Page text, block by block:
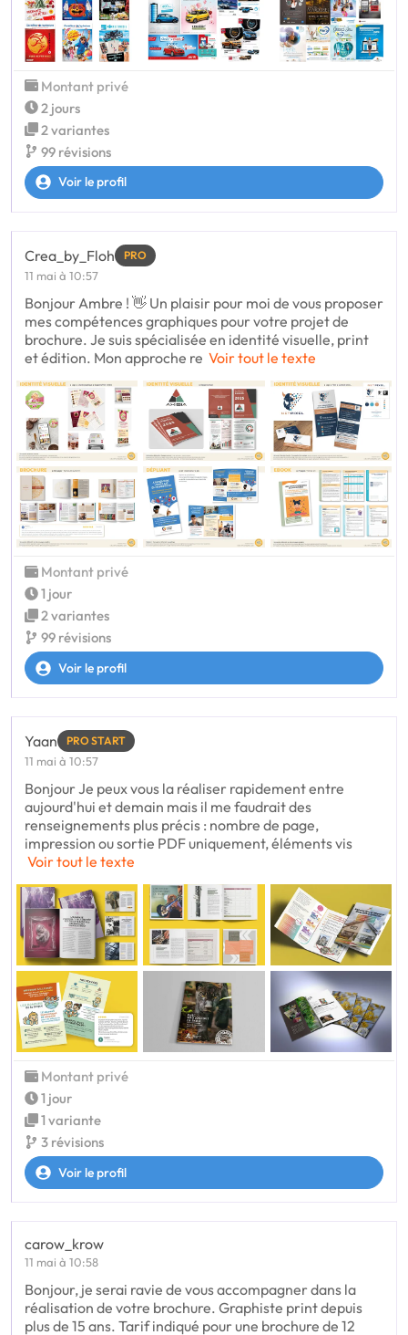
Montant privé
2 jours
2 variantes
99 révisions
Voir le profil
Crea_by_Floh PRO
11 mai à 10:57
Bonjour Ambre ! 👋 Un plaisir pour moi de vous proposer
mes compétences graphiques pour votre projet de
brochure. Je suis spécialisée en identité visuelle, print
et édition. Mon approche re Voir tout le texte
Montant privé
1 jour
2 variantes
99 révisions
Voir le profil
Yaan PRO START
11 mai à 10:57
Bonjour Je peux vous la réaliser rapidement entre
aujourd'hui et demain mais il me faudrait des
renseignements plus précis : nombre de page,
impression ou sortie PDF uniquement, éléments vis
Voir tout le texte
Montant privé
1 jour
1 variante
3 révisions
Voir le profil
carow_krow
11 mai à 10:58
Bonjour, je serai ravie de vous accompagner dans la
réalisation de votre brochure. Graphiste print depuis
plus de 15 ans. Tarif indiqué pour une brochure de 12